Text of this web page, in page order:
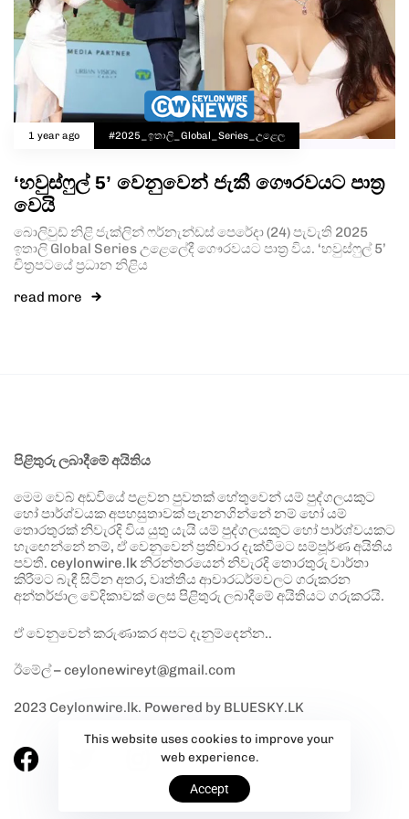
1 year ago #2025_ඉතාලි_Global_Series_උළෙල
‘හවුස්ෆුල් 5’ වෙනුවෙන් ජැකී ගෞරවයට පාත්‍ර
වෙයි
බොලිවුඩ් නිළි ජැක්ලින් ෆර්නැන්ඩස් පෙරේදා (24) පැවැති 2025
ඉතාලි Global Series උළෙලේදී ගෞරවයට පාත්‍ර විය. ‘හවුස්ෆුල් 5’
චිත්‍රපටයේ ප්‍රධාන නිළිය
read more
පිළිතුරු ලබාදීමේ අයිතිය
මෙම වෙබ් අඩවියේ පළවන පුවතක් හේතුවෙන් යම් පුද්ගලයකුට
හෝ පාර්ශ්වයක අපහසුතාවක් පැනනගින්නේ නම් හෝ යම්
තොරතුරක් නිවැරදි විය යුතු යැයි යම් පුද්ගලයකුට හෝ පාර්ශ්වයකට
හැඟෙන්නේ නම්, ඒ වෙනුවෙන් ප්‍රතිචාර දැක්වීමට සම්පූර්ණ අයිතිය
පවතී. ceylonwire.lk නිරන්තරයෙන් නිවැරදි තොරතුරු වාර්තා
කිරීමට බැඳී සිටින අතර, වෘත්තීය ආචාරධර්මවලට ගරුකරන
අන්තර්ජාල වේදිකාවක් ලෙස පිළිතුරු ලබාදීමේ අයිතියට ගරුකරයි.
ඒ වෙනුවෙන් කරුණාකර අපට දැනුම්දෙන්න..
ඊමේල් – ceylonewireyt@gmail.com
2023 Ceylonwire.lk. Powered by BLUESKY.LK
This website uses cookies to improve your
web experience.
Accept